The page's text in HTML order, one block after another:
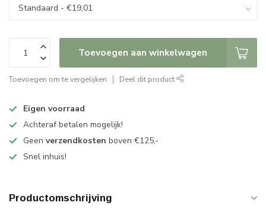
Toevoegen aan winkelwagen
Toevoegen om te vergelijken Deel dit product
Eigen voorraad
Achteraf betalen mogelijk!
Geen verzendkosten boven €125,-
Snel inhuis!
Productomschrijving